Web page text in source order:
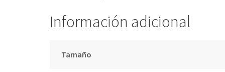
Información adicional
Tamaño